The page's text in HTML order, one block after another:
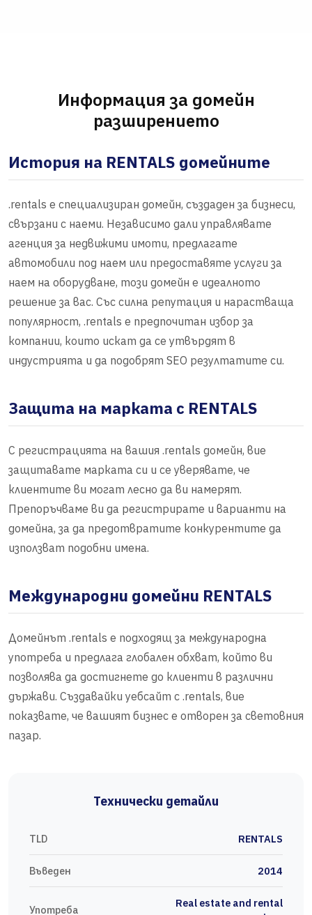
Информация за домейн
разширението
История на RENTALS домейните
.rentals е специализиран домейн, създаден за бизнеси,
свързани с наеми. Независимо дали управлявате
агенция за недвижими имоти, предлагате
автомобили под наем или предоставяте услуги за
наем на оборудване, този домейн е идеалното
решение за вас. Със силна репутация и нарастваща
популярност, .rentals е предпочитан избор за
компании, които искат да се утвърдят в
индустрията и да подобрят SEO резултатите си.
Защита на марката с RENTALS
С регистрацията на вашия .rentals домейн, вие
защитавате марката си и се уверявате, че
клиентите ви могат лесно да ви намерят.
Препоръчваме ви да регистрирате и варианти на
домейна, за да предотвратите конкурентите да
използват подобни имена.
Международни домейни RENTALS
Домейнът .rentals е подходящ за международна
употреба и предлага глобален обхват, който ви
позволява да достигнете до клиенти в различни
държави. Създавайки уебсайт с .rentals, вие
показвате, че вашият бизнес е отворен за световния
пазар.
Технически детайли
TLD RENTALS
Въведен 2014
Употреба
Real estate and rental